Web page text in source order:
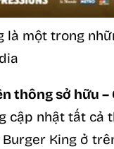
là một trong
thông sở hữu –
cập nhật tất cả
King ở